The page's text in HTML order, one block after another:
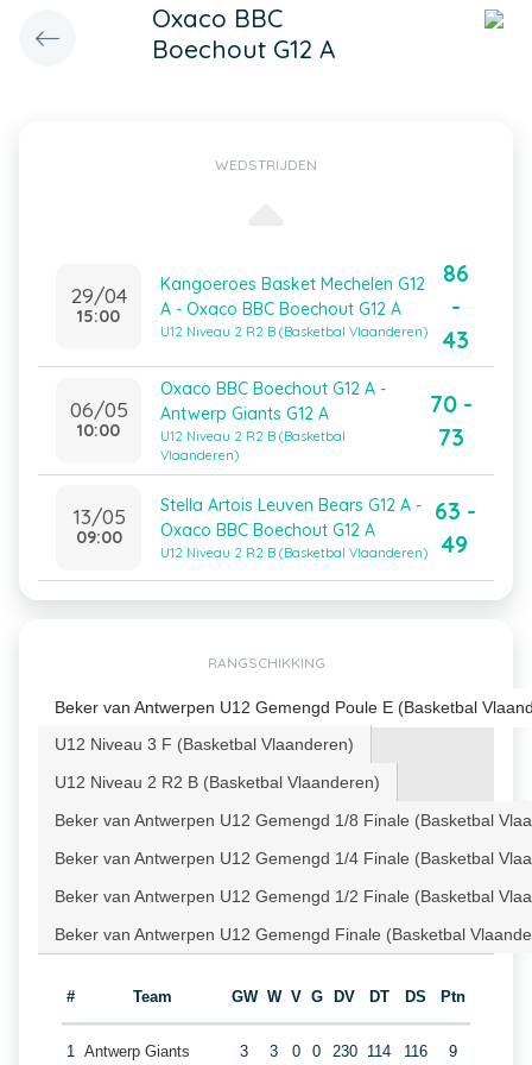
Oxaco BBC
Boechout G12 A
WEDSTRIJDEN
29/04
15:00
Kangoeroes Basket Mechelen G12
A - Oxaco BBC Boechout G12 A
U12 Niveau 2 R2 B (Basketbal Vlaanderen)
86
-
43
06/05
10:00
Oxaco BBC Boechout G12 A -
Antwerp Giants G12 A
U12 Niveau 2 R2 B (Basketbal
Vlaanderen)
70 -
73
13/05
09:00
Stella Artois Leuven Bears G12 A -
Oxaco BBC Boechout G12 A
U12 Niveau 2 R2 B (Basketbal Vlaanderen)
63 -
49
RANGSCHIKKING
Beker van Antwerpen U12 Gemengd Poule E (Basketbal
U12 Niveau 3 F (Basketbal Vlaanderen)
U12 Niveau 2 R2 B (Basketbal Vlaanderen)
Beker van Antwerpen U12 Gemengd 1/8 Finale (Basketbal
Beker van Antwerpen U12 Gemengd 1/4 Finale (Basketbal
Beker van Antwerpen U12 Gemengd 1/2 Finale (Basketbal
Beker van Antwerpen U12 Gemengd Finale (Basketbal
# Team GW W V G DV DT DS Ptn
1 Antwerp Giants 3 3 0 0 230 114 116 9